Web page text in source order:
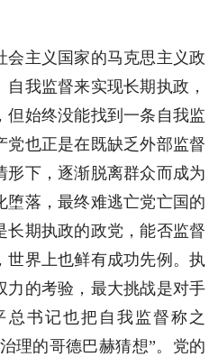
会主义国家的马克思主义政
我监督来实现长期执政，
但始终没能找到一条自我监
党也正是在既缺乏外部监督
形下，逐渐脱离群众而成为
堕落，最终难逃亡党亡国的
长期执政的政党，能否监督
世界上也鲜有成功先例。执
力的考验，最大挑战是对手
书记也把自我监督称之
理的哥德巴赫猜想”。党的